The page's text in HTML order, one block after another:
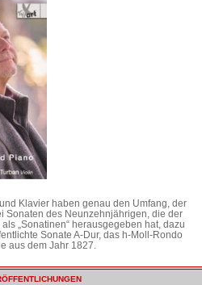
Klavier haben genau den Umfang, der
Sonaten des Neunzehnjährigen, die der
„Sonatinen“ herausgegeben hat, dazu
Sonate A-Dur, das h-Moll-Rondo
aus dem Jahr 1827.